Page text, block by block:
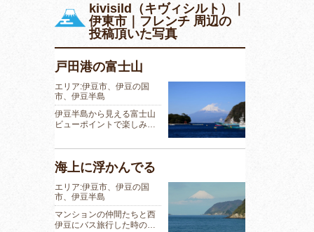
kivisild（キヴィシルト）｜
伊東市｜フレンチ 周辺の
投稿頂いた写真
戸田港の富士山
エリア:伊豆市、伊豆の国
市、伊豆半島
伊豆半島から見える富士山
ビューポイントで楽しみ…
海上に浮かんでる
エリア:伊豆市、伊豆の国
市、伊豆半島
マンションの仲間たちと西
伊豆にバス旅行した時の…